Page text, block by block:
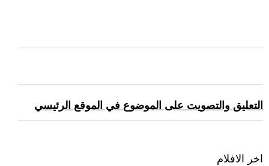
التعليق والتصويت على الموضوع في الموقع الرئيسي
اخر الافلام